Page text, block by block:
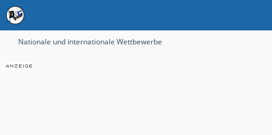
Nationale und internationale Wettbewerbe